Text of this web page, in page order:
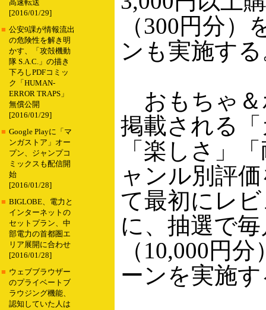
高速転送
[2016/01/29]
■ 公安9課が情報流出
の危険性を解き明
かす、「攻殻機動
隊 S.A.C.」の描き
下ろしPDFコミッ
ク「HUMAN-
ERROR TRAPS」
無償公開
[2016/01/29]
■ Google Playに「マ
ンガストア」オー
プン、ジャンプコ
ミックスも配信開
始
[2016/01/28]
■ BIGLOBE、電力と
インターネットの
セットプラン、中
部電力の首都圏エ
リア展開に合わせ
[2016/01/28]
■ ウェブブラウザー
のプライベートブ
ラウジング機能、
認知していた人は
（300円分
ンも実施す
おもちゃ＆
掲載される
「楽しさ」
ャンル別評
て最初にレ
に、抽選で
（10,000円
ーンを実施